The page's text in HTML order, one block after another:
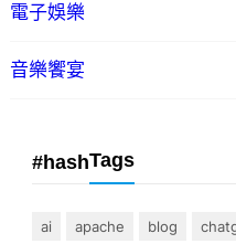
電子娛樂
音樂饗宴
#hashTags
ai apache blog